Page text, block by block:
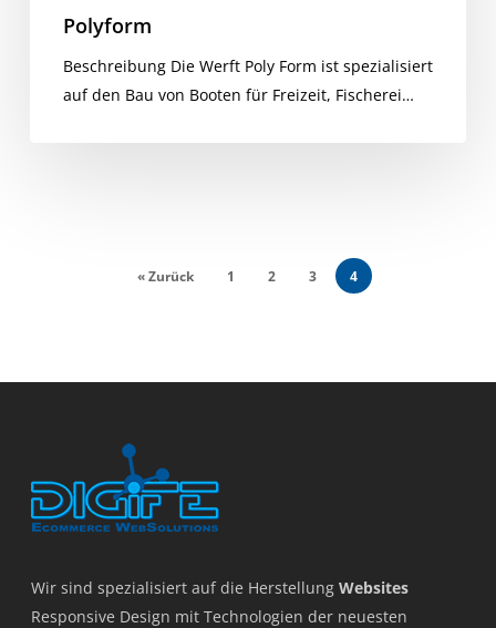
Polyform
Beschreibung Die Werft Poly Form ist spezialisiert
auf den Bau von Booten für Freizeit, Fischerei…
« Zurück 1 2 3 4
Wir sind spezialisiert auf die Herstellung Websites
Responsive Design mit Technologien der neuesten